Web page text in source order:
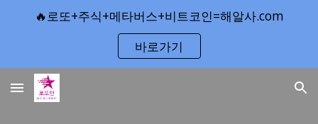
Skip to main content Skip to navigation
🔥로또+주식+메타버스+비트코인=해알사.com
바로가기